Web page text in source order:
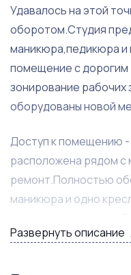
Удавалось на этой
оборотом.Студия
маникюра,педикюра
помещение с
зонирование
оборудованы новой
Доступ к помещению -
расположена рядом с
ремонт.Полностью
маникюра и одно
позволяет вести
С помощью рекламы
Развернуть описание